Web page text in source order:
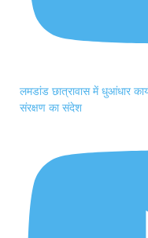
लमडांड छात्रावास में धुआंधार
संरक्षण का संदेश